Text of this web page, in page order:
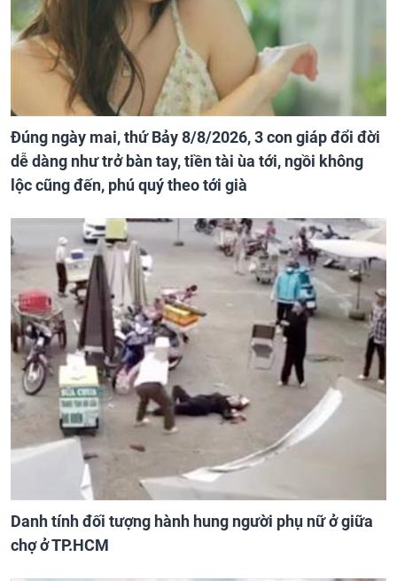
Đúng ngày mai, thứ Bảy 8/8/2026, 3 con giáp đổi đời
dễ dàng như trở bàn tay, tiền tài ùa tới, ngồi không
lộc cũng đến, phú quý theo tới già
Danh tính đối tượng hành hung người phụ nữ ở giữa
chợ ở TP.HCM